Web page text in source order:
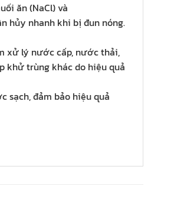
ăn (NaCl) và
hủy nhanh khi bị đun nóng.
xử lý nước cấp, nước thải,
khử trùng khác do hiệu quả
sạch, đảm bảo hiệu quả